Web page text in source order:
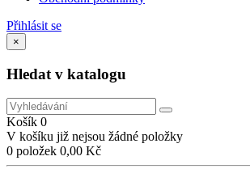
Přihlásit se
×
Hledat v katalogu
Košík 0
V košíku již nejsou žádné položky
0 položek 0,00 Kč